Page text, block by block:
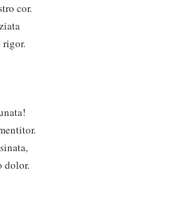
cor.
rigor.
dolor.